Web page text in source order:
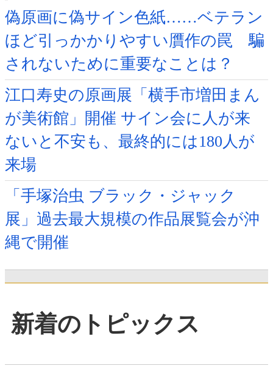
偽原画に偽サイン色紙……ベテラン
ほど引っかかりやすい贋作の罠 騙
されないために重要なことは？
江口寿史の原画展「横手市増田まん
が美術館」開催 サイン会に人が来
ないと不安も、最終的には180人が
来場
「手塚治虫 ブラック・ジャック
展」過去最大規模の作品展覧会が沖
縄で開催
新着のトピックス